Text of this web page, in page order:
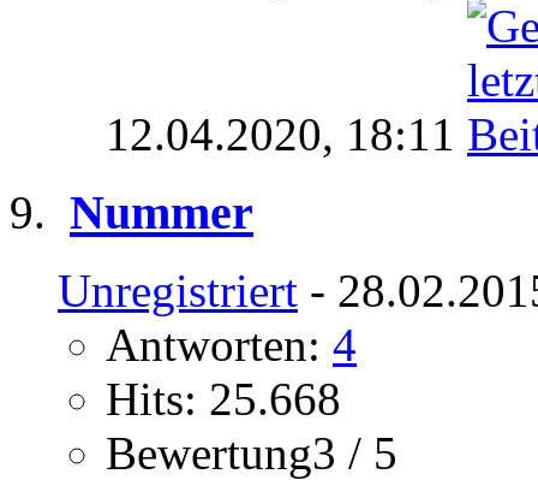
12.04.2020, 18:11
Nummer
Unregistriert -
Antworten: 4
Hits: 25.668
Bewertung3 / 5